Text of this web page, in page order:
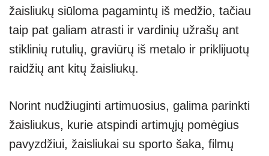
žaisliukų siūloma pagamintų iš medžio, tačiau
taip pat galiam atrasti ir vardinių užrašų ant
stiklinių rutulių, graviūrų iš metalo ir priklijuotų
raidžių ant kitų žaisliukų.
Norint nudžiuginti artimuosius, galima parinkti
žaisliukus, kurie atspindi artimųjų pomėgius
pavyzdžiui, žaisliukai su sporto šaka, filmų